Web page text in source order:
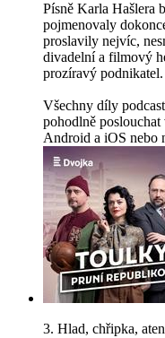
Písně Karla Hašlera
pojmenovaly
proslavily nejvíc,
divadelní a filmový
prozíravý podnikatel.
Všechny díly
pohodlně
Android a iOS nebo
3. Hlad, chřipka,